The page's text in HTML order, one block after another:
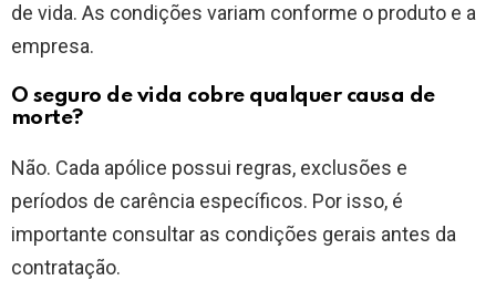
de vida. As condições variam conforme o produto e a
empresa.
O seguro de vida cobre qualquer causa de
morte?
Não. Cada apólice possui regras, exclusões e
períodos de carência específicos. Por isso, é
importante consultar as condições gerais antes da
contratação.